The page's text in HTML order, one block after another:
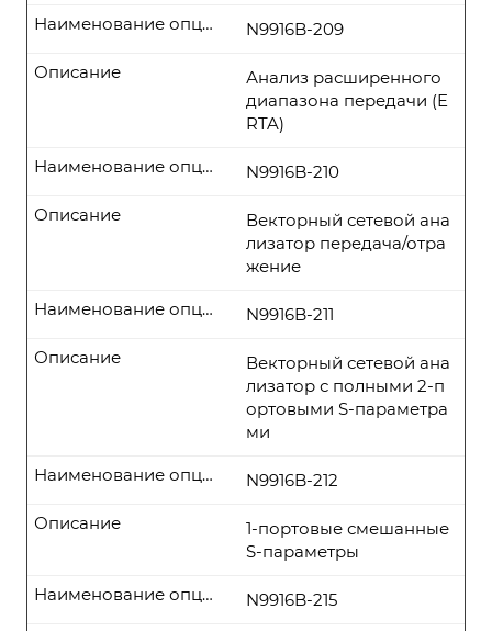
N9916B-209
Наименование опции
Анализ расширенного
диапазона передачи (E
RTA)
Описание
N9916B-210
Наименование опции
Векторный сетевой ана
лизатор передача/отра
жение
Описание
N9916B-211
Наименование опции
Векторный сетевой ана
лизатор с полными 2-п
ортовыми S-параметра
ми
Описание
N9916B-212
Наименование опции
1-портовые смешанные
S-параметры
Описание
N9916B-215
Наименование опции